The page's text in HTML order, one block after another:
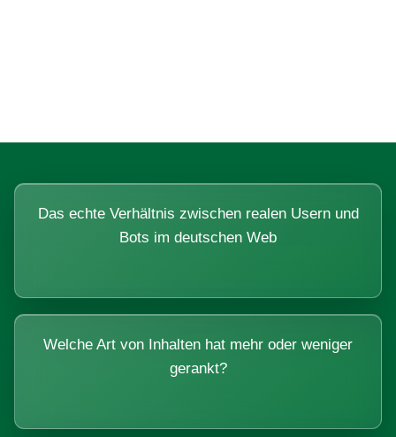
Das echte Verhältnis zwischen realen Usern und
Bots im deutschen Web
Welche Art von Inhalten hat mehr oder weniger
gerankt?